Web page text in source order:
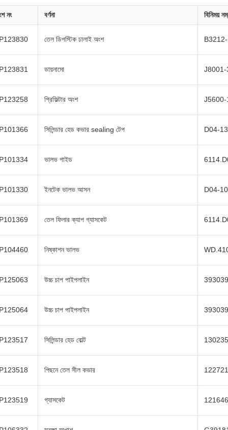
নং বর্ণনা বিনিময়
তেল ডিপস্টিক ঢালাই অংশ
ডায়নামো J8001-
প্রিফিল্টার অংশ J5600-
সিলিন্ডার হেড কভার sealing টেপ D04-
ভালভ গাইড
ইনটেক ভালভ আসন D04-
তেল ফিলার ক্যাপ গ্যাসকেট
নিষ্কাশন ভালভ
উচ্চ চাপ পাইপলাইন
উচ্চ চাপ পাইপলাইন
সিলিন্ডার হেড বোল্ট
পিছনে তেল সীল কভার
গ্যাসকেট